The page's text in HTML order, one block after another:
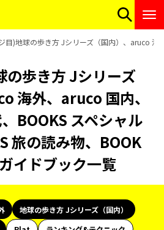
目)地球の歩き方 Jシリーズ（国内）、aruco 海
の歩き方 Jシリーズ
海外、aruco 国内、
BOOKS スペシャル
旅の読み物、BOOK
イドブック一覧
地球の歩き方 Jシリーズ（国内）